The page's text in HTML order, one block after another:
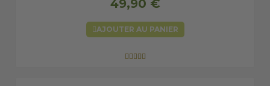
49,90 €
AJOUTER AU PANIER
    